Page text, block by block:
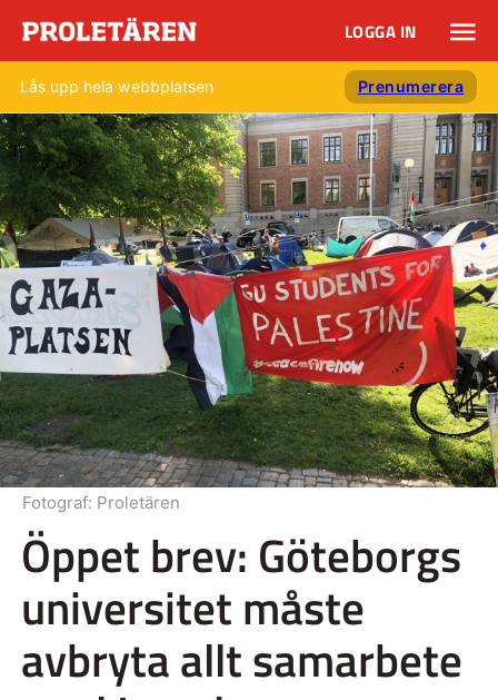
LOGGA IN
Lås upp hela webbplatsen Prenumerera
Öppet brev: Göteborgs
universitet måste
avbryta allt samarbete
Fotograf: Proletären